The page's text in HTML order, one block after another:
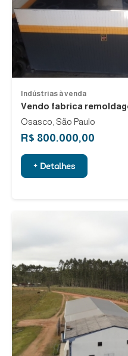
Indústrias à venda
Vendo fabrica
Osasco, São Paulo
R$ 800.000,00
+ Detalhes